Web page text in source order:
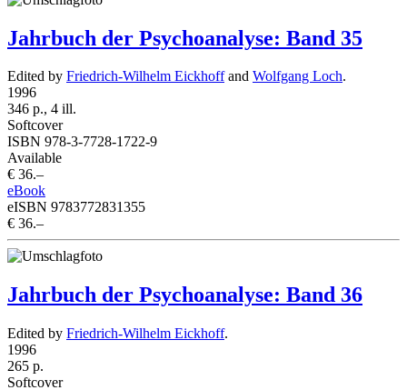
Jahrbuch der Psychoanalyse: Band 35
Edited by Friedrich-Wilhelm Eickhoffand Wolfgang Loch.
1996
346 p., 4 ill.
Softcover
ISBN 978-3-7728-1722-9
Available
€ 36.–
eBook
eISBN 9783772831355
€ 36.–
Jahrbuch der Psychoanalyse: Band 36
Edited by Friedrich-Wilhelm Eickhoff.
1996
265 p.
Softcover